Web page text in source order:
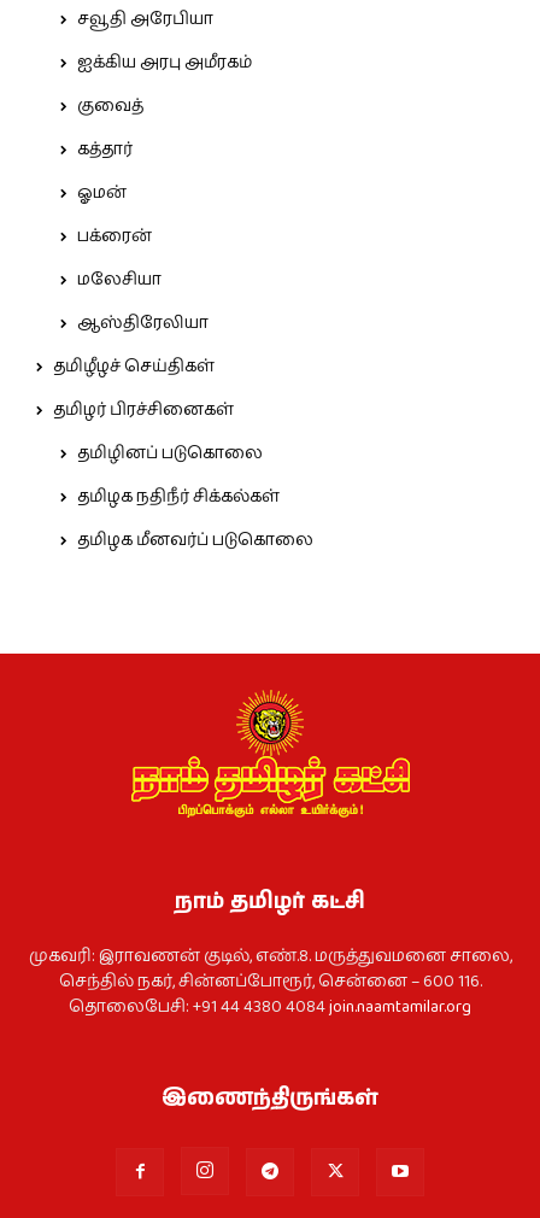
சவூதி அரேபியா
ஐக்கிய அரபு அமீரகம்
குவைத்
கத்தார்
ஓமன்
பக்ரைன்
மலேசியா
ஆஸ்திரேலியா
தமிழீழச் செய்திகள்
தமிழர் பிரச்சினைகள்
தமிழினப் படுகொலை
தமிழக நதிநீர் சிக்கல்கள்
தமிழக மீனவர்ப் படுகொலை
நாம் தமிழர் கட்சி
முகவரி: இராவணன் குடில், எண்.8. மருத்துவமனை சாலை,
செந்தில் நகர், சின்னப்போரூர், சென்னை – 600 116.
தொலைபேசி: +91 44 4380 4084join.naamtamilar.org
இணைந்திருங்கள்